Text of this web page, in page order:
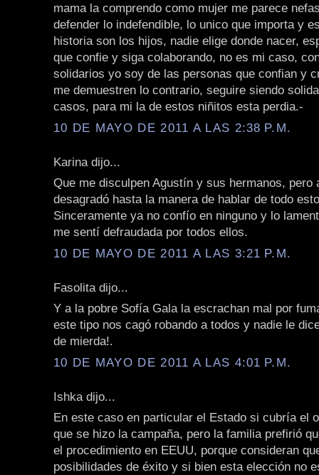
mama la comprendo como mujer me parece
defender lo indefendible, lo unico que importa y
historia son los hijos, nadie elige donde nacer,
que confie y siga colaborando, no es mi caso,
solidarios yo soy de las personas que confian y
me demuestren lo contrario, seguire siendo
casos, para mi la de estos niñitos esta perdia.-
10 DE MAYO DE 2011 A LAS 2:38 P.M.
Karina dijo...
Que me disculpen Agustín y sus hermanos, pero
desagradó hasta la manera de hablar de todo
Sinceramente ya no confío en ninguno y lo
me sentí defraudada por todos ellos.
10 DE MAYO DE 2011 A LAS 3:21 P.M.
Fasolita dijo...
Y a la pobre Sofía Gala la escrachan mal por
este tipo nos cagó robando a todos y nadie le
de mierda!.
10 DE MAYO DE 2011 A LAS 4:01 P.M.
Ishka dijo...
En este caso en particular el Estado si cubría el
que se hizo la campaña, pero la familia prefirió
el procedimiento en EEUU, porque consideran
posibilidades de éxito y si bien esta elección no